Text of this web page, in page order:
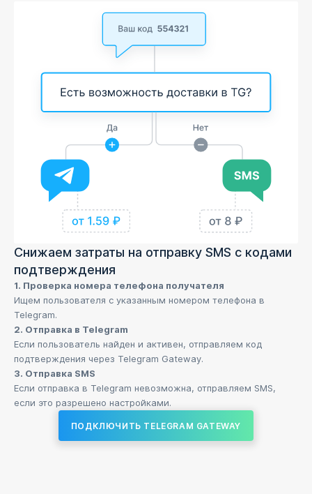
Снижаем затраты на отправку SMS с кодами
подтверждения
1. Проверка номера телефона получателя
Ищем пользователя с указанным номером телефона в
Telegram.
2. Отправка в Telegram
Если пользователь найден и активен, отправляем код
подтверждения через Telegram Gateway.
3. Отправка SMS
Если отправка в Telegram невозможна, отправляем SMS,
если это разрешено настройками.
ПОДКЛЮЧИТЬ TELEGRAM GATEWAY